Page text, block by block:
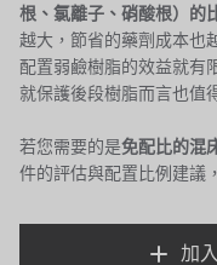
YAZAKI
RUNXIN
根、氯離子、硝酸根）的
越大，節省的藥劑成本也
配置弱鹼樹脂的效益就有
就保護後段樹脂而言也值
若您需要的是免配比的混
件的評估與配置比例建議
加